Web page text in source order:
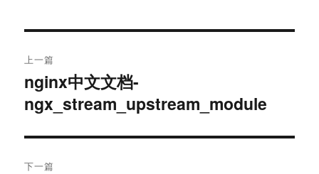
章
导
航
上一篇
上
篇
章：
nginx中文文档-
ngx_stream_upstream_module
下一篇